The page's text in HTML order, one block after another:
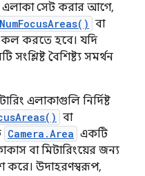
এলাকা সেট করার আগে,
বা
কল করতে হবে। যদি
বৈশিষ্ট্য সমর্থন
এলাকাগুলি নির্দিষ্ট
বা
Camera.Area একটি
বা মিটারিংয়ের জন্য
করে। উদাহরণস্বরূপ,